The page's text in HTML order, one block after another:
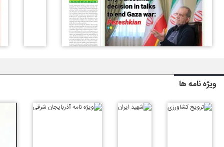
ویژه نامه ها